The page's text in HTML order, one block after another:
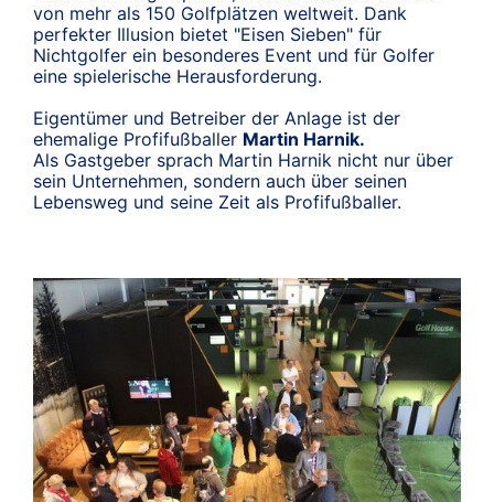
von mehr als 150 Golfplätzen weltweit. Dank
perfekter Illusion bietet "Eisen Sieben" für
Nichtgolfer ein besonderes Event und für Golfer
eine spielerische Herausforderung.
Eigentümer und Betreiber der Anlage ist der
ehemalige Profifußballer Martin Harnik.
Als Gastgeber sprach Martin Harnik nicht nur über
sein Unternehmen, sondern auch über seinen
Lebensweg und seine Zeit als Profifußballer.